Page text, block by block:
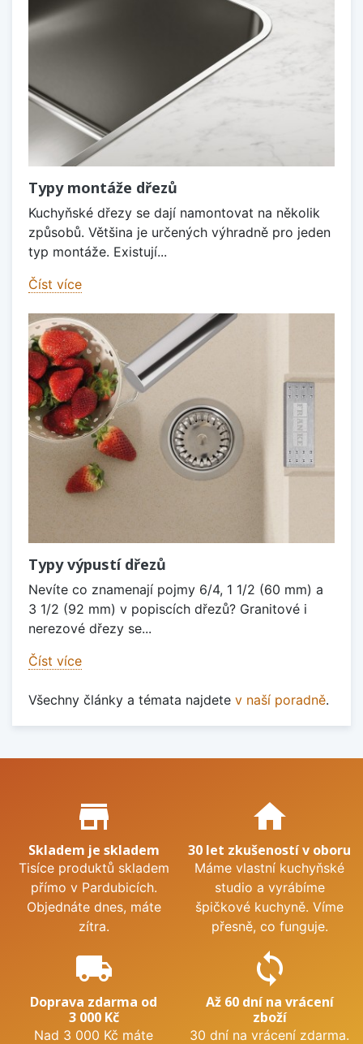
Typy montáže dřezů
Kuchyňské dřezy se dají namontovat na několik
způsobů. Většina je určených výhradně pro jeden
typ montáže. Existují...
Číst více
Typy výpustí dřezů
Nevíte co znamenají pojmy 6/4, 1 1/2 (60 mm) a
3 1/2 (92 mm) v popiscích dřezů? Granitové i
nerezové dřezy se...
Číst více
Všechny články a témata najdete v naší poradně.
Proč nakupovat u nás?
store_mall_directory
Skladem je skladem
Tisíce produktů skladem
přímo v Pardubicích.
Objednáte dnes, máte
zítra.
home
30 let zkušeností v oboru
Máme vlastní kuchyňské
studio a vyrábíme
špičkové kuchyně. Víme
přesně, co funguje.
local_shipping
Doprava zdarma od
3 000 Kč
Nad 3 000 Kč máte
sync
Až 60 dní na vrácení
zboží
30 dní na vrácení zdarma.